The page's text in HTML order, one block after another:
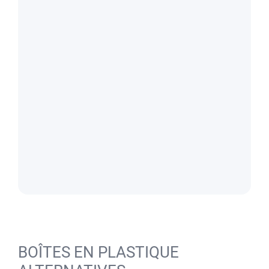
BOÎTES EN PLASTIQUE